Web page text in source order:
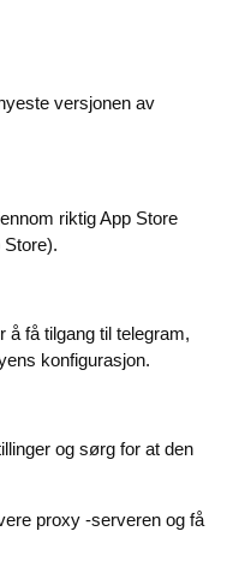
versjonen av
riktig App Store
Store).
få tilgang til telegram,
konfigurasjon.
og sørg for at den
proxy -serveren og få